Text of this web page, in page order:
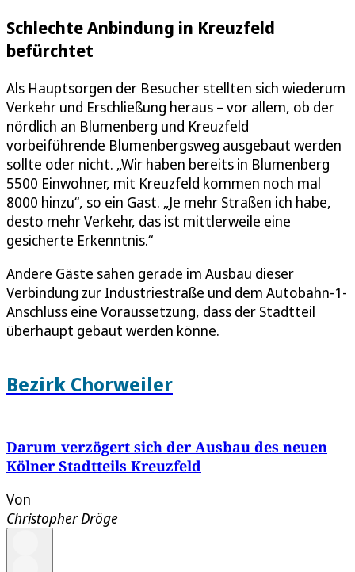
Schlechte Anbindung in Kreuzfeld
befürchtet
Als Hauptsorgen der Besucher stellten sich wiederum
Verkehr und Erschließung heraus – vor allem, ob der
nördlich an Blumenberg und Kreuzfeld
vorbeiführende Blumenbergsweg ausgebaut werden
sollte oder nicht. „Wir haben bereits in Blumenberg
5500 Einwohner, mit Kreuzfeld kommen noch mal
8000 hinzu“, so ein Gast. „Je mehr Straßen ich habe,
desto mehr Verkehr, das ist mittlerweile eine
gesicherte Erkenntnis.“
Andere Gäste sahen gerade im Ausbau dieser
Verbindung zur Industriestraße und dem Autobahn-1-
Anschluss eine Voraussetzung, dass der Stadtteil
überhaupt gebaut werden könne.
Bezirk Chorweiler
Darum verzögert sich der Ausbau des neuen
Kölner Stadtteils Kreuzfeld
Von
Christopher Dröge